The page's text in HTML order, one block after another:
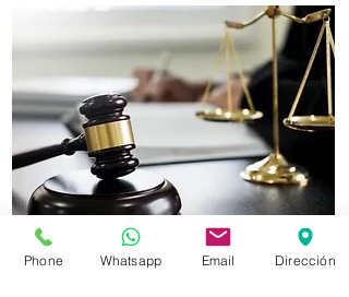
VOLVER A NOTICIAS
Phone Whatsapp Email Dirección